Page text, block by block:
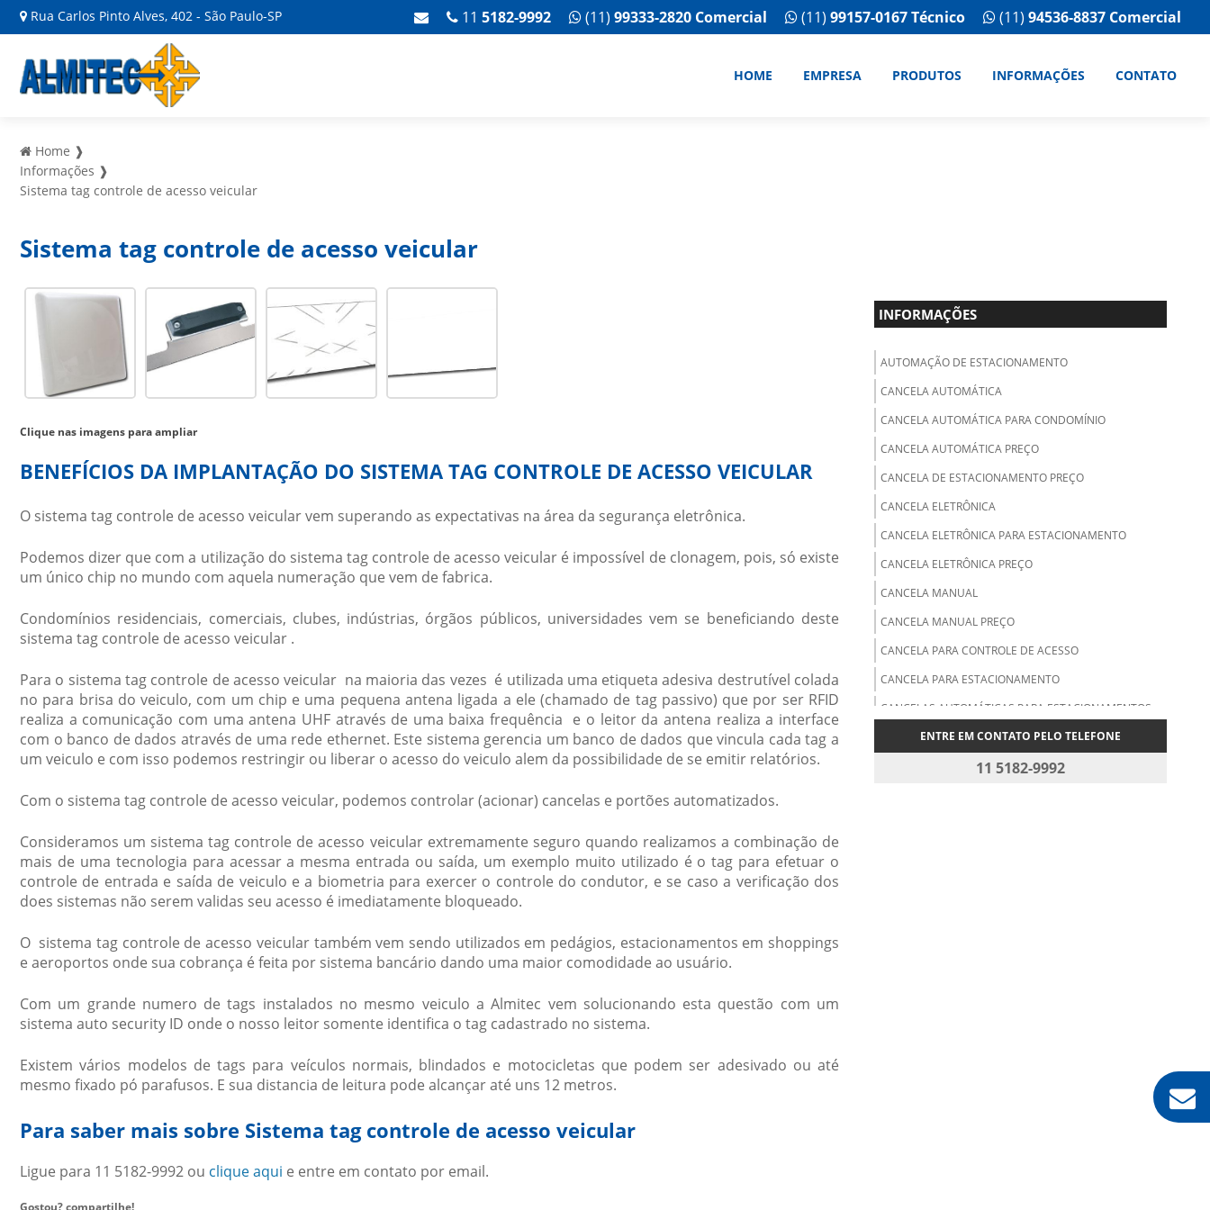
Rua Carlos Pinto Alves, 402 - São Paulo-SP (11) 94536-8837 Comercial
(11) 99157-0167 Técnico
(11) 99333-2820 Comercial
11 5182-9992
HOME EMPRESA PRODUTOS INFORMAÇÕES CONTATO
Home ❱
Informações ❱
Sistema tag controle de acesso veicular
Sistema tag controle de acesso veicular
Clique nas imagens para ampliar
BENEFÍCIOS DA IMPLANTAÇÃO DO SISTEMA TAG CONTROLE DE ACESSO VEICULAR
O sistema tag controle de acesso veicularvem superando as expectativas na área da segurança eletrônica.
Podemos dizer que com a utilização do sistema tag controle de acesso veicular é impossível de clonagem, pois, só existe
um único chip no mundo com aquela numeração que vem de fabrica.
Condomínios residenciais, comerciais, clubes, indústrias, órgãos públicos, universidades vem se beneficiando deste
sistema tag controle de acesso veicular .
Para o sistema tag controle de acesso veicular na maioria das vezes é utilizada uma etiqueta adesiva destrutível colada
no para brisa do veiculo, com um chip e uma pequena antena ligada a ele (chamado de tag passivo) que por ser RFID
realiza a comunicação com uma antena UHF através de uma baixa frequência e o leitor da antena realiza a interface
com o banco de dados através de uma rede ethernet. Este sistema gerencia um banco de dados que vincula cada tag a
um veiculo e com isso podemos restringir ou liberar o acesso do veiculo alem da possibilidade de se emitir relatórios.
Com o sistema tag controle de acesso veicular, podemos controlar (acionar) cancelas e portões automatizados.
Consideramos um sistema tag controle de acesso veicularextremamente seguro quando realizamos a combinação de
mais de uma tecnologia para acessar a mesma entrada ou saída, um exemplo muito utilizado é o tag para efetuar o
controle de entrada e saída de veiculo e a biometria para exercer o controle do condutor, e se caso a verificação dos
does sistemas não serem validas seu acesso é imediatamente bloqueado.
O sistema tag controle de acesso veiculartambém vem sendo utilizados em pedágios, estacionamentos em shoppings
e aeroportos onde sua cobrança é feita por sistema bancário dando uma maior comodidade ao usuário.
Com um grande numero de tags instalados no mesmo veiculo a Almitec vem solucionando esta questão com um
sistema auto security ID onde o nosso leitor somente identifica o tag cadastrado no sistema.
Existem vários modelos de tags para veículos normais, blindados e motocicletas que podem ser adesivado ou até
mesmo fixado pó parafusos. E sua distancia de leitura pode alcançar até uns 12 metros.
Para saber mais sobre Sistema tag controle de acesso veicular
Ligue para 11 5182-9992 ou clique aqui e entre em contato por email.
Gostou? compartilhe!
INFORMAÇÕES
AUTOMAÇÃO DE ESTACIONAMENTO
CANCELA AUTOMÁTICA
CANCELA AUTOMÁTICA PARA CONDOMÍNIO
CANCELA AUTOMÁTICA PREÇO
CANCELA DE ESTACIONAMENTO PREÇO
CANCELA ELETRÔNICA
CANCELA ELETRÔNICA PARA ESTACIONAMENTO
CANCELA ELETRÔNICA PREÇO
CANCELA MANUAL
CANCELA MANUAL PREÇO
CANCELA PARA CONTROLE DE ACESSO
CANCELA PARA ESTACIONAMENTO
CANCELAS AUTOMÁTICAS PARA ESTACIONAMENTOS
CARTÃO DE PROXIMIDADE
CARTÃO DE PROXIMIDADE MIFARE
ENTRE EM CONTATO PELO TELEFONE
11 5182-9992